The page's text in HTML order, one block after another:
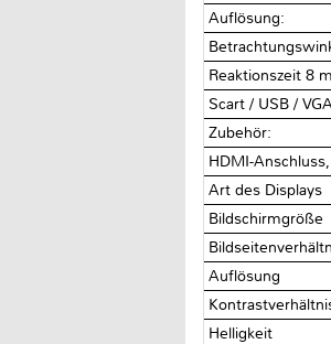
Auflösung:
Reaktionszeit 8
Scart / USB /
Zubehör:
HDMI-
Art des Displays
Bildschirmgröße
Auflösung
Helligkeit